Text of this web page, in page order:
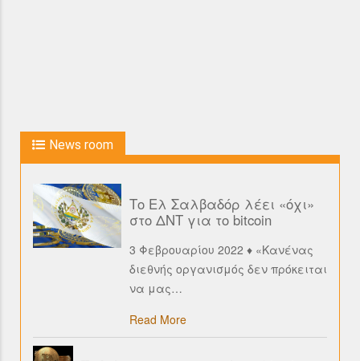
News room
Το Ελ Σαλβαδόρ λέει «όχι»
στο ΔΝΤ για το bitcoin
3 Φεβρουαρίου 2022 ♦ «Κανένας
διεθνής οργανισμός δεν πρόκειται
να μας…
Read More